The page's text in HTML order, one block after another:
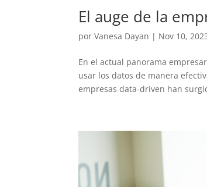
El auge de la
porVanesa Dayan | Nov 10,
En el actual panorama
usar los datos de manera
empresas data-driven han